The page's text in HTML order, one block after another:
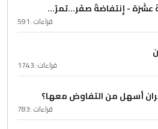
عشَرَة - إِنتفاضةُ صفَر…تمرّ...
قراءات :591
قراءات :1743
أسهل من التفاوض معها؟
قراءات :783